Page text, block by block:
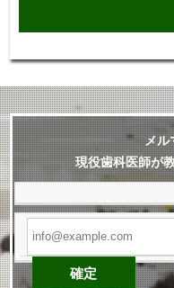
メル
現役歯科医師が